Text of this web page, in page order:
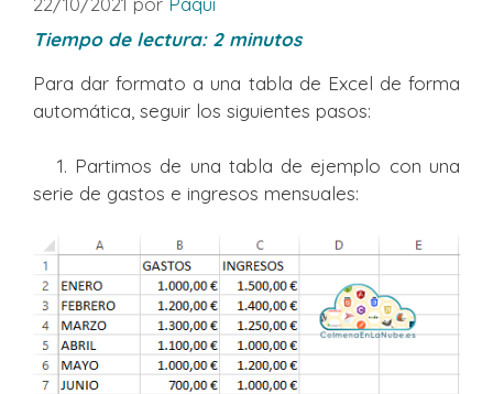
Tiempo de lectura: 2 minutos
Para dar formato a una tabla de Excel de forma
automática, seguir los siguientes pasos:
1. Partimos de una tabla de ejemplo con una
serie de gastos e ingresos mensuales: